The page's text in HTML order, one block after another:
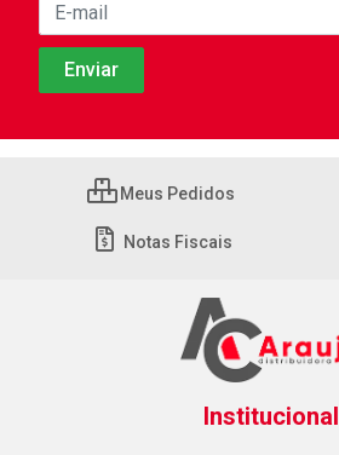
Meus Pedidos
Notas Fiscais
Institucional